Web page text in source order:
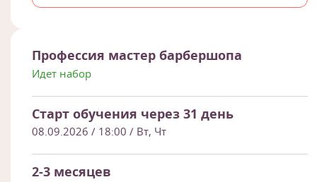
Профессия мастер барбершопа
Идет набор
Старт обучения через 31 день
08.09.2026 / 18:00 / Вт, Чт
2-3 месяцев